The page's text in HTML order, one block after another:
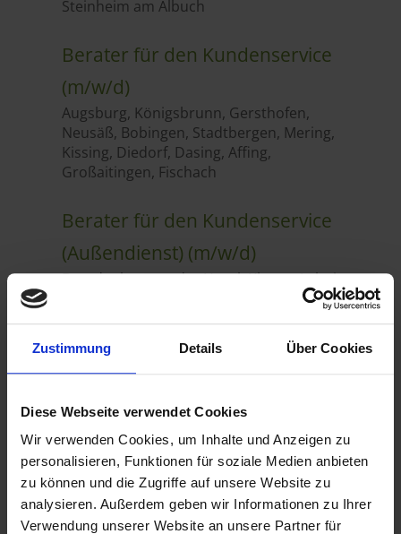
Zustimmung Details Über Cookies
Diese Webseite verwendet Cookies
Wir verwenden Cookies, um Inhalte und Anzeigen zu
personalisieren, Funktionen für soziale Medien anbieten
zu können und die Zugriffe auf unsere Website zu
analysieren. Außerdem geben wir Informationen zu Ihrer
Verwendung unserer Website an unsere Partner für